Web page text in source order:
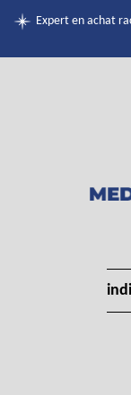
Expert en achat